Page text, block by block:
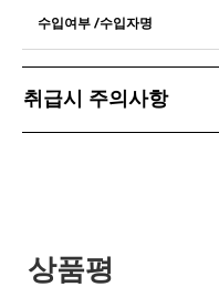
수입여부 /수입자명
취급시 주의사항